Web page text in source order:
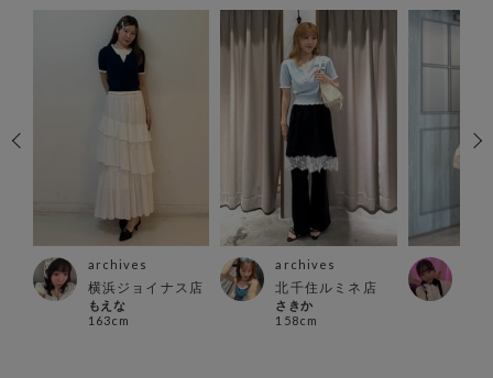
archives
横浜ジョイナス店
もえな
163cm
archives
北千住ルミネ店
さきか
158cm